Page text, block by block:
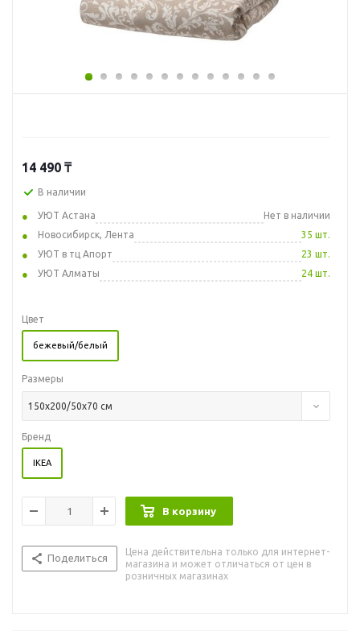
14 490 ₸
В наличии
УЮТ Астана
Нет в наличии
Новосибирск, Лента
35 шт.
УЮТ в тц Апорт
23 шт.
УЮТ Алматы
24 шт.
Цвет
бежевый/белый
Размеры
150x200/50x70 см
Бренд
IKEA
В корзину
Поделиться
Цена действительна только для интернет-
магазина и может отличаться от цен в
розничных магазинах